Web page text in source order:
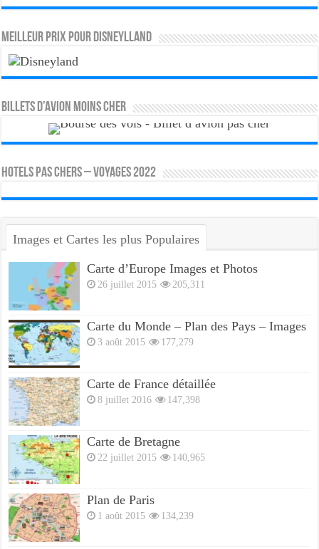
MEILLEUR PRIX POUR DISNEYLLAND
Billets d’avion moins cher
HOTELS PAS CHERS – VOYAGES 2022
Images et Cartes les plus Populaires
Carte d’Europe Images et Photos
26 juillet 2015 205,311
Carte du Monde – Plan des Pays – Images
3 août 2015 177,279
Carte de France détaillée
8 juillet 2016 147,398
Carte de Bretagne
22 juillet 2015 140,965
Plan de Paris
1 août 2015 134,239